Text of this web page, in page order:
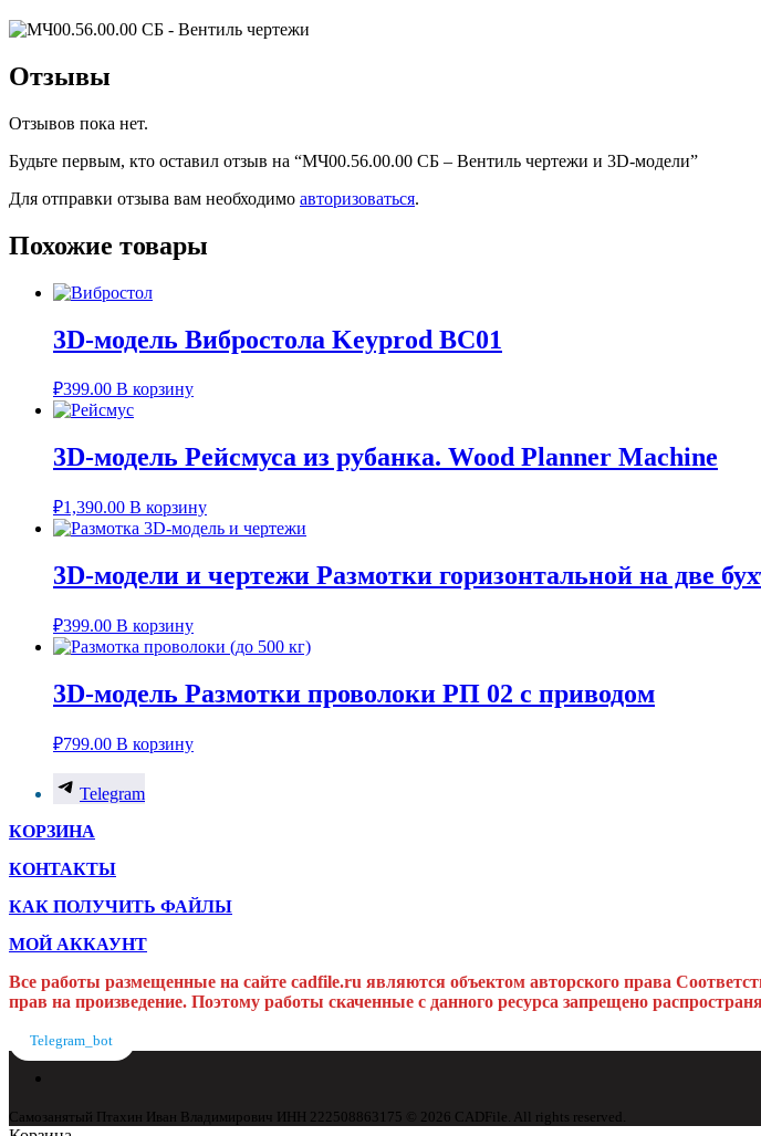
Отзывы
Отзывов пока нет.
Будьте первым, кто оставил отзыв на “МЧ00.56.00.00 СБ – Вентиль чертежи и 3D-модели”
Для отправки отзыва вам необходимо авторизоваться.
Похожие товары
3D-модель Вибростола Keyprod ВС01
₽399.00 В корзину
3D-модель Рейсмуса из рубанка. Wood Planner Machine
₽1,390.00 В корзину
3D-модели и чертежи Размотки горизонтальной на две
₽399.00 В корзину
3D-модель Размотки проволоки РП 02 с приводом
₽799.00 В корзину
Telegram
КОРЗИНА
КОНТАКТЫ
КАК ПОЛУЧИТЬ ФАЙЛЫ
МОЙ АККАУНТ
Все работы размещенные на сайте cadfile.ru являются объектом авторского права
прав на произведение. Поэтому работы скаченные с данного ресурса запрещено
Telegram_bot
Самозанятый Птахин Иван Владимирович ИНН 222508863175 © 2026 CADFile. All rights reserved.